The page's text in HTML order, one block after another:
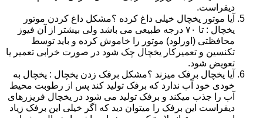
دیفراست.
آیا موتور یخچال خیلی داغ کرده ؟مشکل داغ کردن موتور
یخچال : تا ۷۰ درجه طبیعی می باشد ولی بیشتر از آن فیوز
محافظتی (اورلود) موتور را خاموش کرده و باید توسط
تکنسین و تعمیرکار یخچال چک شود در صورت خرابی تعمیر یا
تعویض شود.
آیا یخچال برفک میزند ؟مشکل برفک زدن یخچال : یخچال به
خودی خود آب ندارد که برفک تولید کند پس از رطوبت محیط
آب را جذب میکند و برفک تولید می شود در یخچال فریزرهای
دیفراست این برفک را میتوان دید که اگر خیلی این برفک زیاد